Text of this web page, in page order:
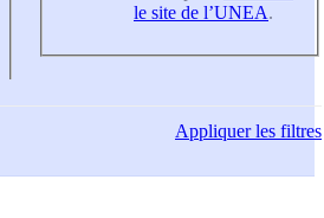
le site de l’UNEA.
Appliquerles filtres